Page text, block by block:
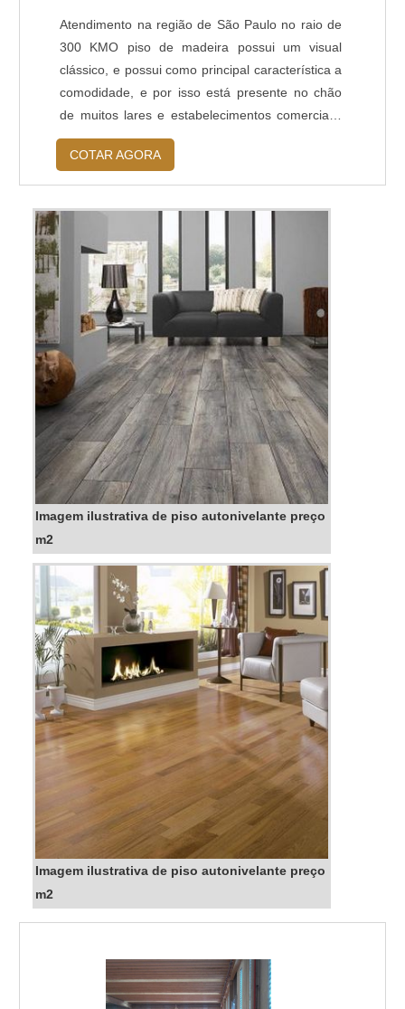
Atendimento na região de São Paulo no raio de
300 KMO piso de madeira possui um visual
clássico, e possui como principal característica a
comodidade, e por isso está presente no chão
de muitos lares e estabelecimentos comerciais.
No entanto, depois de feita a instalação, o
próximo passo e não menos importante é o piso
de madeira acabamento. Se o piso por
conservado de maneira correta, ele dificilmente
COTAR AGORA
Imagem ilustrativa de piso autonivelante preço
m2
Imagem ilustrativa de piso autonivelante preço
m2